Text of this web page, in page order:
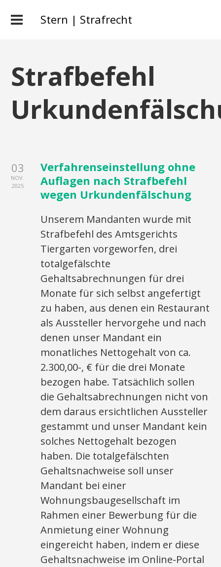
Stern | Strafrecht
Strafbefehl
03
NOV.
2025
Verfahrenseinstellung ohne
Auflagen nach Strafbefehl
wegen Urkundenfälschung
Unserem Mandanten wurde mit
Strafbefehl des Amtsgerichts
Tiergarten vorgeworfen, drei
totalgefälschte
Gehaltsabrechnungen für drei
Monate für sich selbst angefertigt
zu haben, aus denen ein Restaurant
als Aussteller hervorgehe und nach
denen unser Mandant ein
monatliches Nettogehalt von ca.
2.300,00-, € für die drei Monate
bezogen habe. Tatsächlich sollen
die Gehaltsabrechnungen nicht von
dem daraus ersichtlichen Aussteller
gestammt und unser Mandant kein
solches Nettogehalt bezogen
haben. Die totalgefälschten
Gehaltsnachweise soll unser
Mandant bei einer
Wohnungsbaugesellschaft im
Rahmen einer Bewerbung für die
Anmietung einer Wohnung
eingereicht haben, indem er diese
Gehaltsnachweise im Online-Portal